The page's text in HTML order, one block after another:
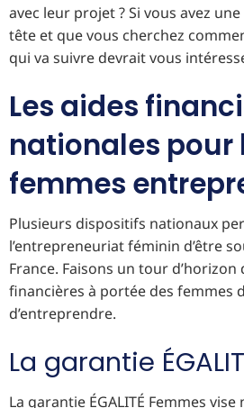
avec leur projet ? Si vous avez
tête et que vous cherchez
qui va suivre devrait vous
Les aides
nationales pour
femmes
Plusieurs dispositifs nationaux
l’entrepreneuriat féminin d’être
France. Faisons un tour d’horizon
financières à portée des femmes
d’entreprendre.
La garantie
La garantie ÉGALITÉ Femmes